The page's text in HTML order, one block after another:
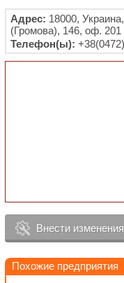
Адрес: 18000,
(Громова), 146, оф. 201
Телефон(ы):
Внести изменения
Похожие предприятия